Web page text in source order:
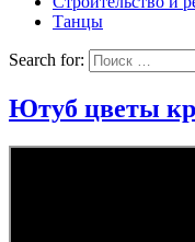
Танцы
Search for:
Ютуб цветы